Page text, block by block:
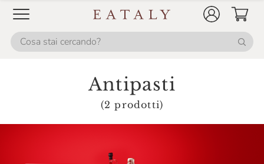
Antipasti
(2 prodotti)
Répertoire Culinaire
Salmon & Co
Salumificio Bazza
Salumificio Mannori
Salumificio Romano Mainelli